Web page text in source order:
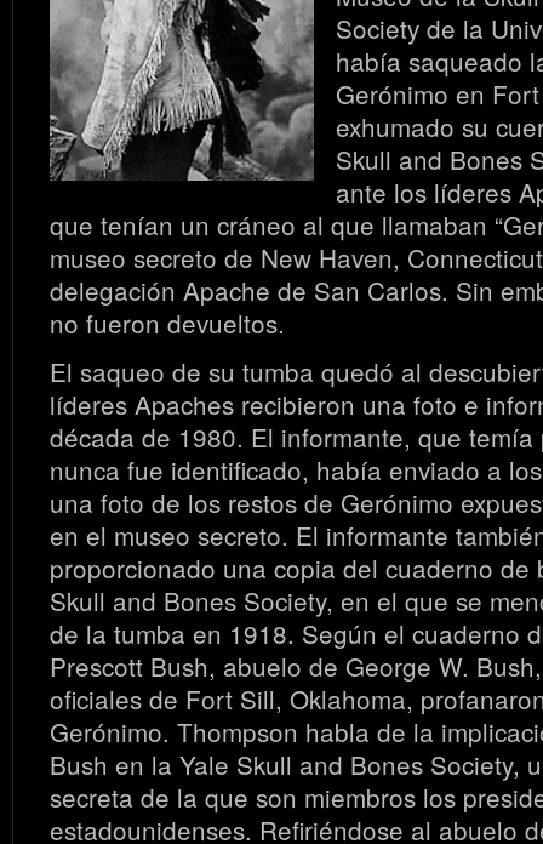
Society de la
había saqueado
Gerónimo en
exhumado su
Skull and Bones
ante los líderes
que tenían un cráneo al que llamaban
museo secreto de New Haven,
delegación Apache de San Carlos. Sin
no fueron devueltos.
El saqueo de su tumba quedó al
líderes Apaches recibieron una foto e
década de 1980. El informante, que temía
nunca fue identificado, había enviado a
una foto de los restos de Gerónimo
en el museo secreto. El informante
proporcionado una copia del cuaderno de
Skull and Bones Society, en el que se
de la tumba en 1918. Según el cuaderno
Prescott Bush, abuelo de George W.
oficiales de Fort Sill, Oklahoma,
Gerónimo. Thompson habla de la
Bush en la Yale Skull and Bones Society,
secreta de la que son miembros los
estadounidenses. Refiriéndose al abuelo